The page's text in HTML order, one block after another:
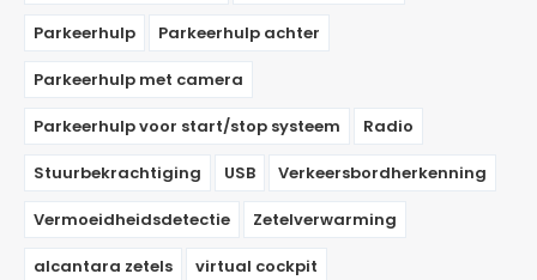
Parkeerhulp Parkeerhulp achter
Parkeerhulp met camera
Parkeerhulp voor start/stop systeem Radio
Stuurbekrachtiging USB Verkeersbordherkenning
Vermoeidheidsdetectie Zetelverwarming
alcantara zetels virtual cockpit